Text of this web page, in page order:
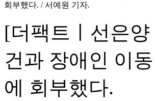
회부했다. / 서예원 기자.
[더팩트ㅣ선은
건과 장애인 이
에 회부했다.